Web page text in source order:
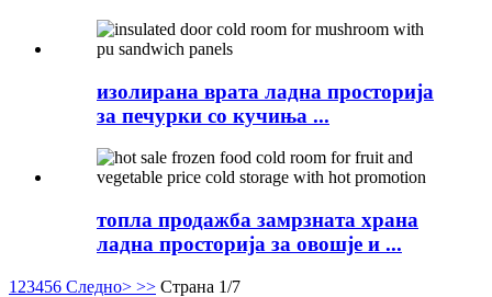
изолирана врата ладна просторија
за печурки со кучиња ...
топла продажба замрзната храна
ладна просторија за овошје и ...
1 23456 Следно> >> Страна 1/7